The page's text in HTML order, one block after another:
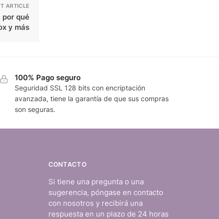
ARTICLE
por qué
y más
100% Pago seguro
Seguridad SSL 128 bits con encriptación
avanzada, tiene la garantía de que sus compras
son seguras.
CONTACTO
Si tiene una pregunta o una
sugerencia, póngase en contacto
con nosotros y recibirá una
respuesta en un plazo de 24 horas